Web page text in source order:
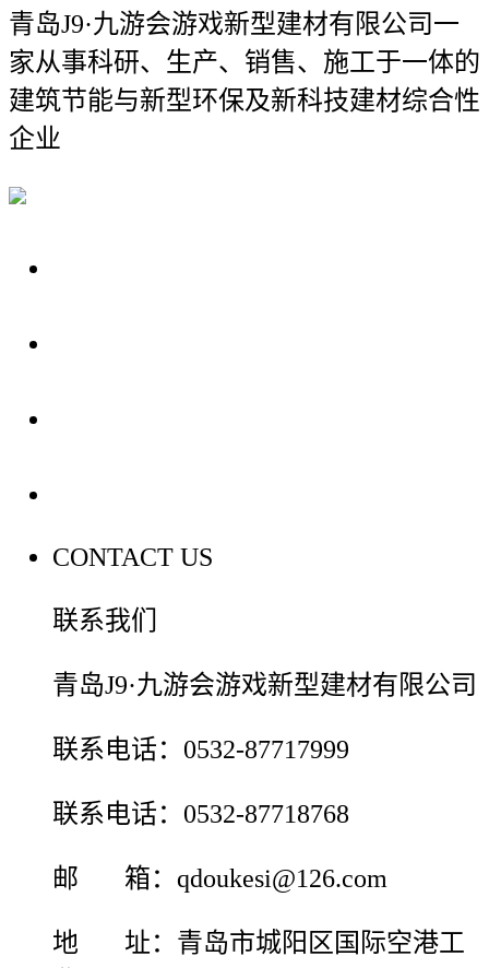
青岛J9·九游会游戏新型建材有限公司一
家从事科研、生产、销售、施工于一体的
建筑节能与新型环保及新科技建材综合性
企业
CONTACT US
联系我们
青岛J9·九游会游戏新型建材有限公司
联系电话：0532-87717999
联系电话：0532-87718768
邮 箱：qdoukesi@126.com
地 址：青岛市城阳区国际空港工